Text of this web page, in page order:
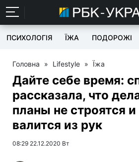
ПСИХОЛОГІЯ ЇЖА ПОДОРОЖІ
Головна » Lifestyle » Їжа
Дайте себе время:
рассказала, что
планы не строятся и
валится из рук
08:29 22.12.2020 Вт